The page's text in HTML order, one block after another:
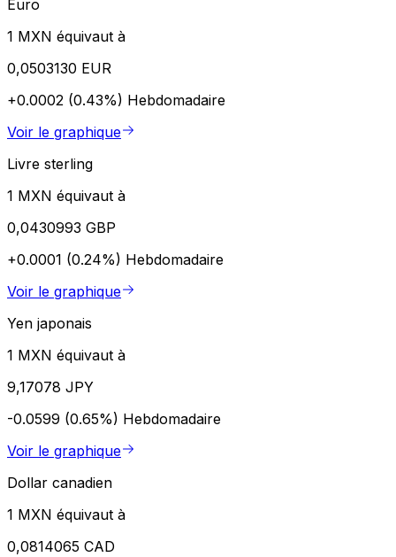
Euro
1 MXN équivaut à
0,0503130 EUR
+0.0002 (0.43%) Hebdomadaire
Voir le graphique
Livre sterling
1 MXN équivaut à
0,0430993 GBP
+0.0001 (0.24%) Hebdomadaire
Voir le graphique
Yen japonais
1 MXN équivaut à
9,17078 JPY
-0.0599 (0.65%) Hebdomadaire
Voir le graphique
Dollar canadien
1 MXN équivaut à
0,0814065 CAD